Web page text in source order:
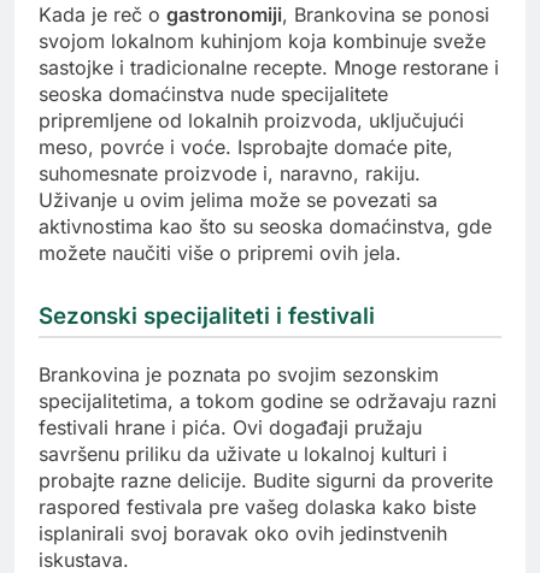
Kada je reč o gastronomiji, Brankovina se ponosi
svojom lokalnom kuhinjom koja kombinuje sveže
sastojke i tradicionalne recepte. Mnoge restorane i
seoska domaćinstva nude specijalitete
pripremljene od lokalnih proizvoda, uključujući
meso, povrće i voće. Isprobajte domaće pite,
suhomesnate proizvode i, naravno, rakiju.
Uživanje u ovim jelima može se povezati sa
aktivnostima kao što su seoska domaćinstva, gde
možete naučiti više o pripremi ovih jela.
Sezonski specijaliteti i festivali
Brankovina je poznata po svojim sezonskim
specijalitetima, a tokom godine se održavaju razni
festivali hrane i pića. Ovi događaji pružaju
savršenu priliku da uživate u lokalnoj kulturi i
probajte razne delicije. Budite sigurni da proverite
raspored festivala pre vašeg dolaska kako biste
isplanirali svoj boravak oko ovih jedinstvenih
iskustava.